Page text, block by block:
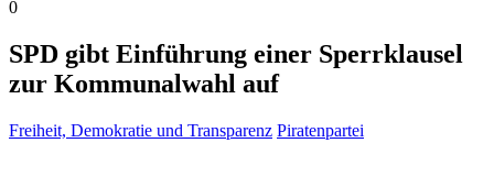
0
SPD gibt Einführung einer Sperrklausel
zur Kommunalwahl auf
Freiheit, Demokratie und Transparenz Piratenpartei